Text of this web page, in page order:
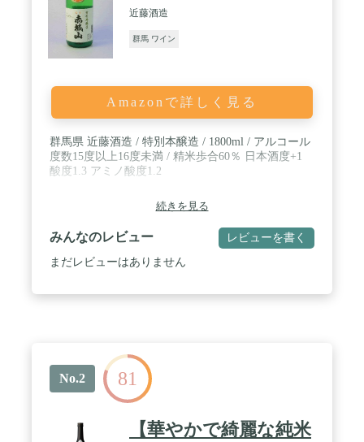
近藤酒造
群馬 ワイン
Amazonで詳しく見る
群馬県 近藤酒造 / 特別本醸造 / 1800ml / アルコール
度数15度以上16度未満 / 精米歩合60％ 日本酒度+1
酸度1.3 アミノ酸度1.2
続きを見る
みんなのレビュー レビューを書く
まだレビューはありません
No.2 81
【華やかで綺麗な純米